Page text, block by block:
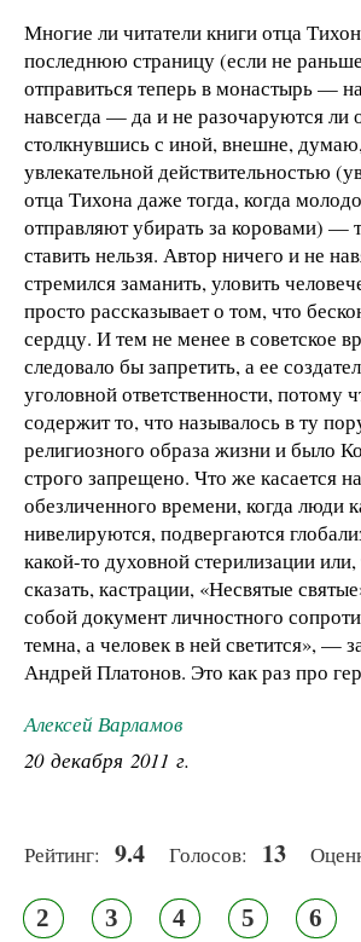
Многие ли читатели книги отца
последнюю страницу (если не
отправиться теперь в монастырь —
навсегда — да и не разочаруются ли
столкнувшись с иной, внешне,
увлекательной действительностью
отца Тихона даже тогда, когда
отправляют убирать за коровами) —
ставить нельзя. Автор ничего и не
стремился заманить, уловить
просто рассказывает о том, что
сердцу. И тем не менее в советское
следовало бы запретить, а ее
уголовной ответственности, потому
содержит то, что называлось в ту
религиозного образа жизни и было
строго запрещено. Что же касается
обезличенного времени, когда люди
нивелируются, подвергаются
какой-то духовной стерилизации
сказать, кастрации, «Несвятые
собой документ личностного
темна, а человек в ней светится», —
Андрей Платонов. Это как раз про
Алексей Варламов
20 декабря 2011 г.
Рейтинг: 9.4 Голосов: 13
2 3 4 5 6